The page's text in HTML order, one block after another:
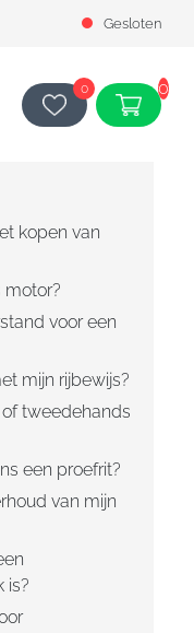
Gesloten
0 0
kopen van
motor?
voor een
mijn rijbewijs?
tweedehands
een proefrit?
van mijn
is?